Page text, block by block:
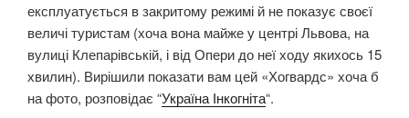
експлуатується в закритому режимі й не показує своєї
величі туристам (хоча вона майже у центрі Львова, на
вулиці Клепарівській, і від Опери до неї ходу якихось 15
хвилин). Вирішили показати вам цей «Хогвардс» хоча б
на фото, розповідає “Україна Інкогніта“.